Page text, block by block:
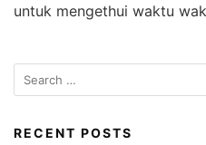
untuk mengethui waktu
Search
for:
RECENT POSTS